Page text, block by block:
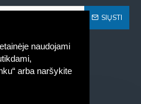
naudojami
arba naršykite
SIŲSTI
politika